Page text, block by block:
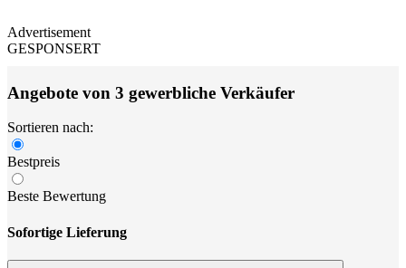
Advertisement
GESPONSERT
Angebote von 3 gewerbliche Verkäufer
Sortieren nach:
Bestpreis
Beste Bewertung
Sofortige Lieferung